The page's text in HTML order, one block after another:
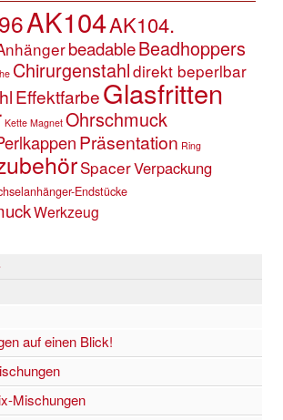
AK104AK104.
beadableBeadhoppers
Chirurgenstahldirekt beperlbar
EffektfarbeGlasfritten
Kette Magnet Ohrschmuck
Präsentation Ring
SpacerVerpackung
Endstücke
Werkzeug
auf einen Blick!
Mischungen